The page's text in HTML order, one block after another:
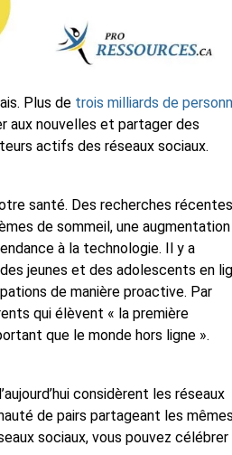
Plus de trois milliards de
aux nouvelles et partager des
actifs des réseaux sociaux.
santé. Des recherches récentes
de sommeil, une augmentation
à la technologie. Il y a
jeunes et des adolescents en
de manière proactive. Par
qui élèvent « la première
que le monde hors ligne ».
considèrent les réseaux
de pairs partageant les mêmes
sociaux, vous pouvez célébrer